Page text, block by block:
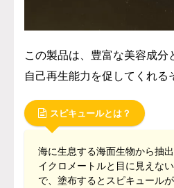
この製品は、豊富な美容成分
自己再生能力を促してくれる
スピキュールとは？
海に生息する海面生物から抽
イクロメートルと目に見えな
で、塗布するとスピキュール